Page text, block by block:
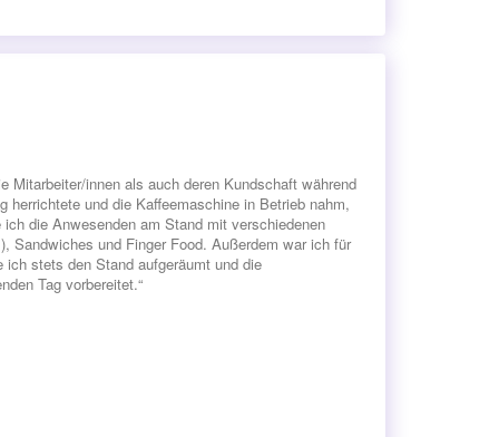
Mitarbeiter/innen als auch deren Kundschaft während
und die Kaffeemaschine in Betrieb nahm,
die Anwesenden am Stand mit verschiedenen
Sandwiches und Finger Food. Außerdem war ich für
stets den Stand aufgeräumt und die
Tag vorbereitet.“